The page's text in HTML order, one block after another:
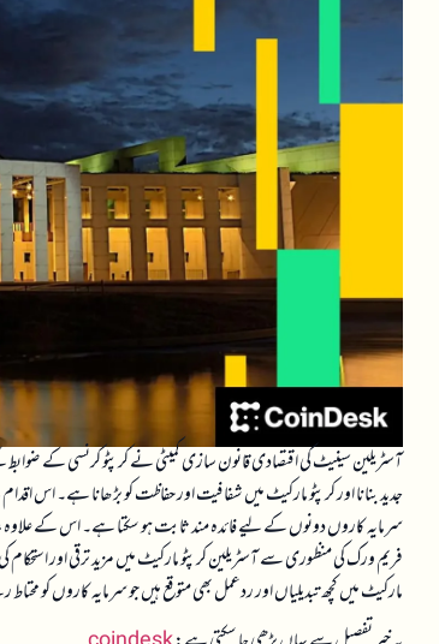
آسٹریلین سینیٹ کی اقتصادی قانون سازی کمیٹی نے کرپٹو کرنسی کے
جدید بنانا اور کرپٹو مارکیٹ میں شفافیت اور حفاظت کو بڑھانا ہے۔ اس
سرمایہ کاروں دونوں کے لیے فائدہ مند ثابت ہو سکتا ہے۔ اس کے علاوہ،
فریم ورک کی منظوری سے آسٹریلین کرپٹو مارکیٹ میں مزید ترقی اور
مارکیٹ میں کچھ تبدیلیاں اور ردعمل بھی متوقع ہیں جو سرمایہ کاروں کو